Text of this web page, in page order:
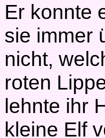
Er konnte
sie immer
nicht,
roten
lehnte ihr
kleine Elf